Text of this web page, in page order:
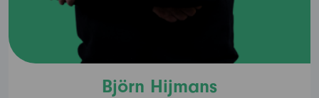
Björn Hijmans